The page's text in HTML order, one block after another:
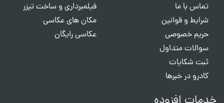
تماس با ما
شرایط و قوانین
حریم خصوصی
سوالات متداول
ثبت شکایات
کادرو در خبرها
فیلمبرداری و ساخت تیزر
مکان های عکاسی
عکاسی رایگان